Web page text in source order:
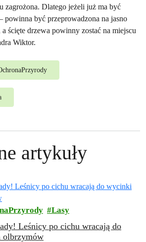
zagrożona. Dlatego jeżeli już ma być
być przeprowadzona na jasno
ścięte drzewa powinny zostać na miejscu
Wiktor.
artykuły
Lasy
Leśnicy po cichu wracają do
olbrzymów